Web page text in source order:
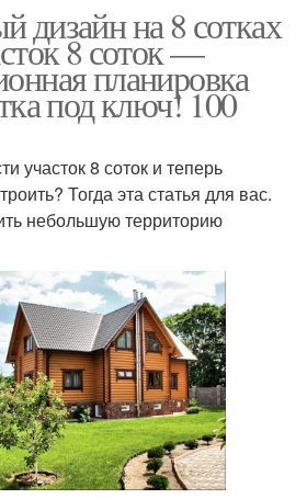
дизайн на 8 сотках
8 соток —
планировка
под ключ! 100
участок 8 соток и теперь
Тогда эта статья для вас.
небольшую территорию